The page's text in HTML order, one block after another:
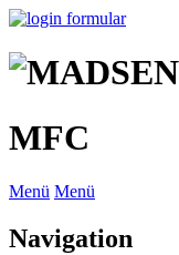
MFC
Menü Menü
Navigation